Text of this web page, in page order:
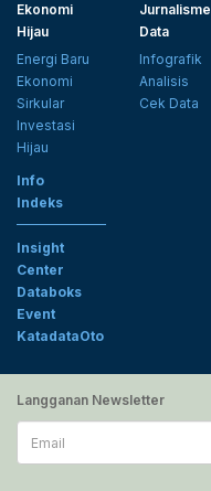
Ekonomi
Hijau
Energi Baru
Ekonomi
Sirkular
Investasi
Hijau
Jurnalisme
Data
Infografik
Analisis
Cek Data
Info
Indeks
Insight
Center
Databoks
Event
KatadataOto
Langganan Newsletter
Email